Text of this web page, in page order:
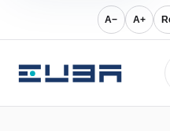
A− A+